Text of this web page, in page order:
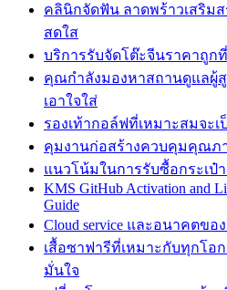
คลินิกจัดฟัน ลาดพร้าวเสริม
สดใส
บริการรับจัดโต๊ะจีนราคาถูก
คุณกำลังมองหาสถานดูแลผู้
เอาใจใส่
รองเท้ากอล์ฟที่เหมาะสมจะ
คุมงานก่อสร้างควบคุมคุณภ
แนวโน้มในการรับซื้อกระเป๋
KMS GitHub Activation and
Guide
Cloud service และอนาคตขอ
เสื้อซาฟารีที่เหมาะกับทุกโ
มั่นใจ